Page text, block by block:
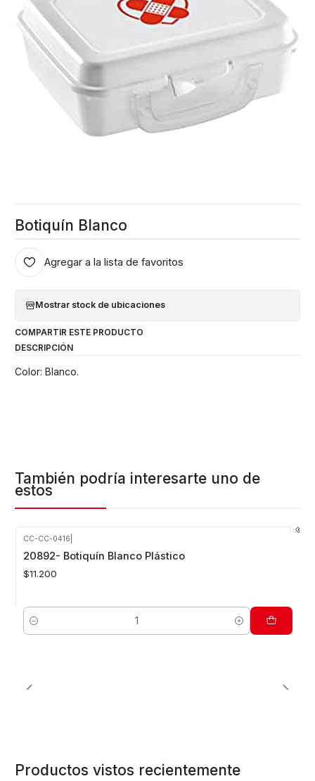
Botiquín Blanco
Agregar a la lista de favoritos
Mostrar stock de ubicaciones
COMPARTIR ESTE PRODUCTO
DESCRIPCIÓN
Color: Blanco.
También podría interesarte uno de
estos
CC-CC-0416
20892- Botiquín Blanco Plástico
$11.200
Cantidad
Productos vistos recientemente